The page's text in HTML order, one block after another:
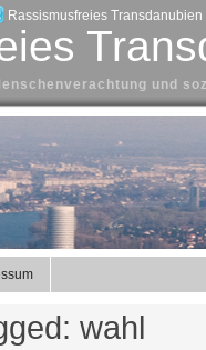
Rassismusfreies Transdanubien
und
wahl